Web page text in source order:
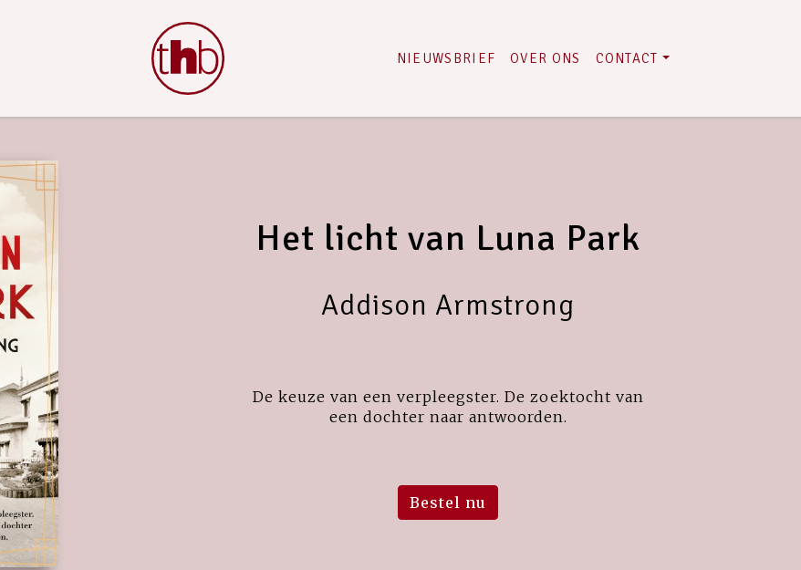
NIEUWSBRIEF OVER ONS CONTACT
Het licht van Luna Park
Addison Armstrong
De keuze van een verpleegster. De zoektocht van
een dochter naar antwoorden.
Bestel nu